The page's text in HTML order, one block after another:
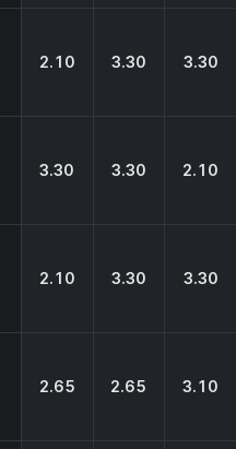
2.10 3.30 3.30
3.30 3.30 2.10
2.10 3.30 3.30
2.65 2.65 3.10